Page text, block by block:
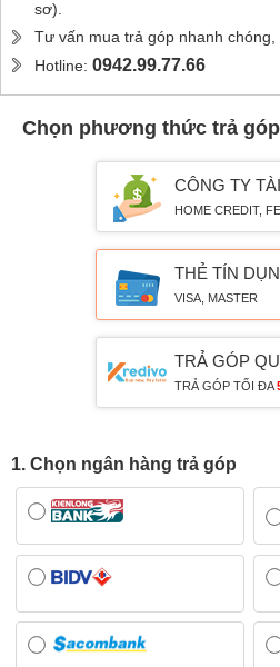
sơ).
Tư vấn mua trả góp nhanh chóng,
Hotline: 0942.99.77.66
Chọn phương thức trả
CÔNG TY
HOME CREDIT,
THẺ TÍN
VISA, MASTER
TRẢ GÓP
TRẢ GÓP TỐI ĐA
1. Chọn ngân hàng trả góp